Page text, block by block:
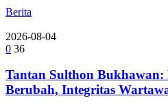
Berita
2026-08-04
0 36
Tantan Sulthon Bukhawan:
Berubah, Integritas